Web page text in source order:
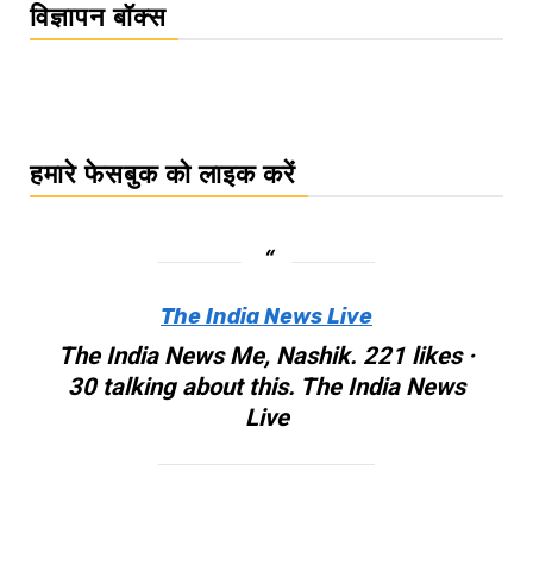
विज्ञापन बॉक्स
हमारे फेसबुक को लाइक करें
The India News Live
The India News Me, Nashik. 221 likes ·
30 talking about this. The India News
Live